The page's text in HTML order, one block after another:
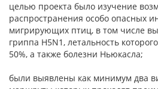
целью проекта было изучение
распространения особо опасных
мигрирующих птиц, в том числе
гриппа H5N1, летальность
50%, а также болезни Ньюкасла;
были выявлены как минимум два